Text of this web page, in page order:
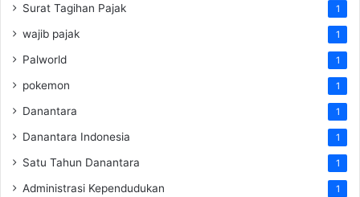
Surat Tagihan Pajak 1
wajib pajak 1
Palworld 1
pokemon 1
Danantara 1
Danantara Indonesia 1
Satu Tahun Danantara 1
Administrasi Kependudukan 1